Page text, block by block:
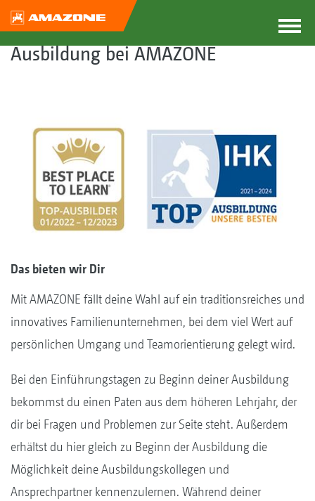
Ausbildung bei AMAZONE
Das bieten wir Dir
Mit AMAZONE fällt deine Wahl auf ein traditionsreiches und
innovatives Familienunternehmen, bei dem viel Wert auf
persönlichen Umgang und Teamorientierung gelegt wird.
Bei den Einführungstagen zu Beginn deiner Ausbildung
bekommst du einen Paten aus dem höheren Lehrjahr, der
dir bei Fragen und Problemen zur Seite steht. Außerdem
erhältst du hier gleich zu Beginn der Ausbildung die
Möglichkeit deine Ausbildungskollegen und
Ansprechpartner kennenzulernen. Während deiner